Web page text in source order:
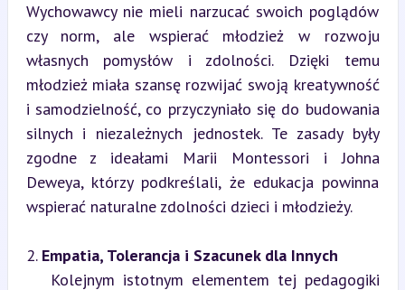
Wychowawcy nie mieli narzucać swoich poglądów
czy norm, ale wspierać młodzież w rozwoju
własnych pomysłów i zdolności. Dzięki temu
młodzież miała szansę rozwijać swoją kreatywność
i samodzielność, co przyczyniało się do budowania
silnych i niezależnych jednostek. Te zasady były
zgodne z ideałami Marii Montessori i Johna
Deweya, którzy podkreślali, że edukacja powinna
wspierać naturalne zdolności dzieci i młodzieży.
2. Empatia, Tolerancja i Szacunek dla Innych